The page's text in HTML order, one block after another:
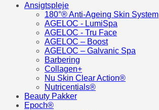
antalAnsigtspleje
180°® Anti-Ageing Skin System
AGELOC - LumiSpa
AGELOC - Tru Face
AGELOC – Boost
AGELOC – Galvanic Spa
Barbering
Collagen+
Nu Skin Clear Action®
Nutricentials®
Beauty Pakker
Epoch®